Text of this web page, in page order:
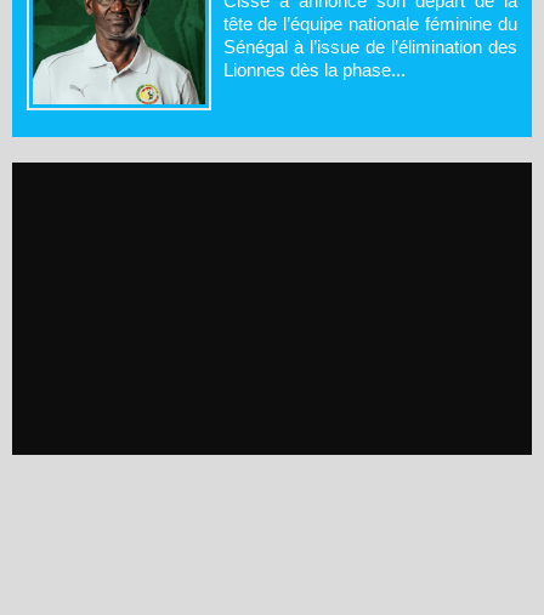
tête de l’équipe nationale féminine du
Sénégal à l’issue de l’élimination des
Lionnes dès la phase...